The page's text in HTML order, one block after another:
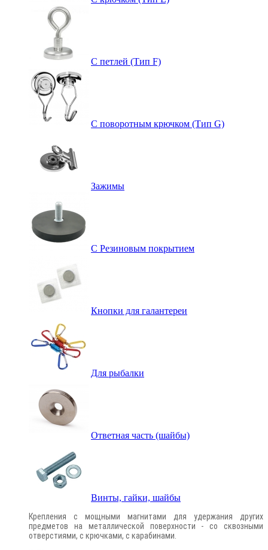
С петлей (Тип F)
С поворотным крючком (Тип G)
Зажимы
С Резиновым покрытием
Кнопки для галантереи
Для рыбалки
Ответная часть (шайбы)
Винты, гайки, шайбы
Крепления с мощными магнитами для удержания других
предметов на металлической поверхности - со сквозными
отверстиями, с крючками, с карабинами.